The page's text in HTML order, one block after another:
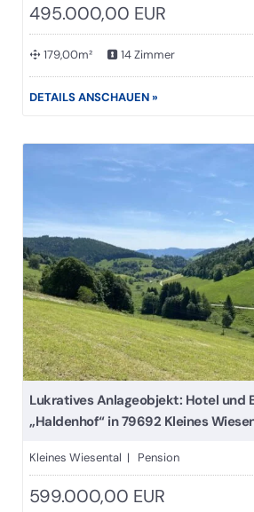
495.000,00 EUR
179,00m² 14 Zimmer
DETAILS ANSCHAUEN »
Lukratives Anlageobjekt: Hotel und
„Haldenhof“ in 79692 Kleines
Kleines Wiesental | Pension
599.000,00 EUR